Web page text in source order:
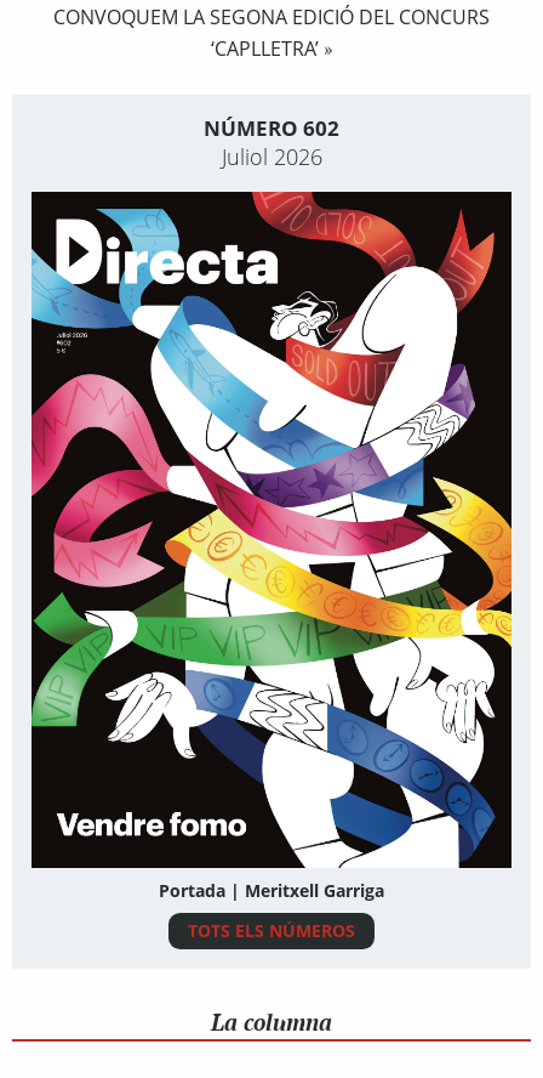
CONVOQUEM LA SEGONA EDICIÓ DEL CONCURS
‘CAPLLETRA’»
NÚMERO 602
Juliol 2026
Portada | Meritxell Garriga
TOTS ELS NÚMEROS
La columna